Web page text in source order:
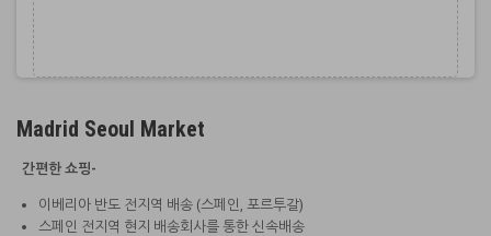
Madrid Seoul Market
간편한 쇼핑-
이베리아 반도 전지역 배송 (스페인, 포르투갈)
스페인 전지역 현지 배송회사를 통한 신속배송